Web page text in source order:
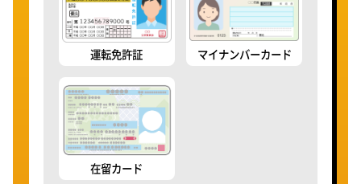
運転免許証 マイナンバーカード
在留カード